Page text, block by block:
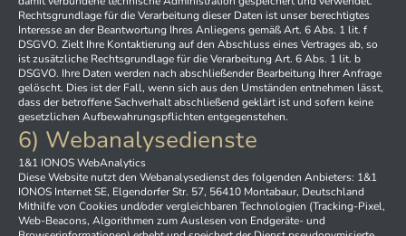
Rechtsgrundlage für die Verarbeitung dieser Daten ist unser berechtigtes
Interesse an der Beantwortung Ihres Anliegens gemäß Art. 6 Abs. 1 lit. f
DSGVO. Zielt Ihre Kontaktierung auf den Abschluss eines Vertrages ab, so
ist zusätzliche Rechtsgrundlage für die Verarbeitung Art. 6 Abs. 1 lit. b
DSGVO. Ihre Daten werden nach abschließender Bearbeitung Ihrer Anfrage
gelöscht. Dies ist der Fall, wenn sich aus den Umständen entnehmen lässt,
dass der betroffene Sachverhalt abschließend geklärt ist und sofern keine
gesetzlichen Aufbewahrungspflichten entgegenstehen.
6) Webanalysedienste
1&1 IONOS WebAnalytics
Diese Website nutzt den Webanalysedienst des folgenden Anbieters: 1&1
IONOS Internet SE, Elgendorfer Str. 57, 56410 Montabaur, Deutschland
Mithilfe von Cookies und/oder vergleichbaren Technologien (Tracking-Pixel,
Web-Beacons, Algorithmen zum Auslesen von Endgeräte- und